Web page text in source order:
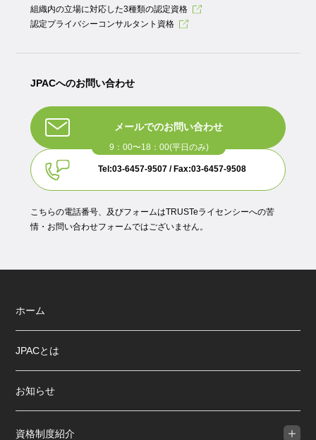
組織内の立場に対応した3種類の認定資格
認定プライバシーコンサルタント資格
JPACへのお問い合わせ
メールでのお問い合わせ
Tel:03-6457-9507 / Fax:03-6457-9508
こちらの電話番号、及びフォームはTRUSTeライセンシーへの苦
情・お問い合わせフォームではございません。
ホーム
JPACとは
お知らせ
資格制度紹介